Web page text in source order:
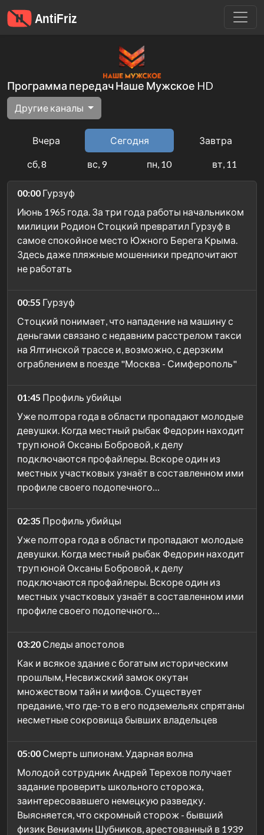
Программа передач Наше Мужское HD
Другие каналы
Вчера Сегодня Завтра
сб, 8 вс, 9 пн, 10 вт, 11
00:00 Гурзуф
Июнь 1965 года. За три года работы начальником
милиции Родион Стоцкий превратил Гурзуф в
самое спокойное место Южного Берега Крыма.
Здесь даже пляжные мошенники предпочитают
не работать
00:55 Гурзуф
Стоцкий понимает, что нападение на машину с
деньгами связано с недавним расстрелом такси
на Ялтинской трассе и, возможно, с дерзким
ограблением в поезде "Москва - Симферополь"
01:45 Профиль убийцы
Уже полтора года в области пропадают молодые
девушки. Когда местный рыбак Федорин находит
труп юной Оксаны Бобровой, к делу
подключаются профайлеры. Вскоре один из
местных участковых узнаёт в составленном ими
профиле своего подопечного…
02:35 Профиль убийцы
Уже полтора года в области пропадают молодые
девушки. Когда местный рыбак Федорин находит
труп юной Оксаны Бобровой, к делу
подключаются профайлеры. Вскоре один из
местных участковых узнаёт в составленном ими
профиле своего подопечного…
03:20 Следы апостолов
Как и всякое здание с богатым историческим
прошлым, Несвижский замок окутан
множеством тайн и мифов. Существует
предание, что где-то в его подземельях спрятаны
несметные сокровища бывших владельцев
05:00 Смерть шпионам. Ударная волна
Молодой сотрудник Андрей Терехов получает
задание проверить школьного сторожа,
заинтересовавшего немецкую разведку.
Выясняется, что скромный сторож - бывший
физик Вениамин Шубников, арестованный в 1939